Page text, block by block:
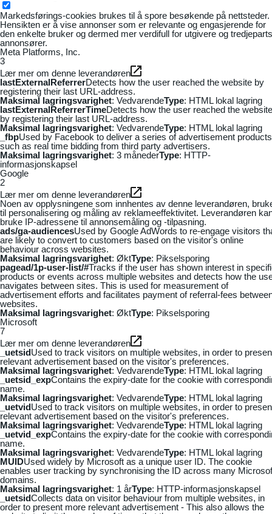
Markedsførings-cookies brukes til å spore besøkende på nettsteder.
Hensikten er å vise annonser som er relevante og engasjerende for
den enkelte bruker og dermed mer verdifull for utgivere og tredjeparts
annonsører.
Meta Platforms, Inc.
3
Lær mer om denne leverandøren
lastExternalReferrerDetects how the user reached the website by
registering their last URL-address.
Maksimal lagringsvarighet: VedvarendeType: HTML lokal lagring
lastExternalReferrerTimeDetects how the user reached the website
by registering their last URL-address.
Maksimal lagringsvarighet: VedvarendeType: HTML lokal lagring
_fbpUsed by Facebook to deliver a series of advertisement products
such as real time bidding from third party advertisers.
Maksimal lagringsvarighet: 3 månederType: HTTP-
informasjonskapsel
Google
2
Lær mer om denne leverandøren
Noen av opplysningene som innhentes av denne leverandøren,
til personalisering og måling av reklameeffektivitet. Leverandøren
bruke IP-adressene til annonsemåling og -tilpasning.
ads/ga-audiencesUsed by Google AdWords to re-engage visitors
are likely to convert to customers based on the visitor's online
behaviour across websites.
Maksimal lagringsvarighet: ØktType: Pikselsporing
pagead/1p-user-list/#Tracks if the user has shown interest in
products or events across multiple websites and detects how the
navigates between sites. This is used for measurement of
advertisement efforts and facilitates payment of referral-fees
websites.
Maksimal lagringsvarighet: ØktType: Pikselsporing
Microsoft
7
Lær mer om denne leverandøren
_uetsidUsed to track visitors on multiple websites, in order to
relevant advertisement based on the visitor's preferences.
Maksimal lagringsvarighet: VedvarendeType: HTML lokal lagring
_uetsid_expContains the expiry-date for the cookie with
name.
Maksimal lagringsvarighet: VedvarendeType: HTML lokal lagring
_uetvidUsed to track visitors on multiple websites, in order to
relevant advertisement based on the visitor's preferences.
Maksimal lagringsvarighet: VedvarendeType: HTML lokal lagring
_uetvid_expContains the expiry-date for the cookie with
name.
Maksimal lagringsvarighet: VedvarendeType: HTML lokal lagring
MUIDUsed widely by Microsoft as a unique user ID. The cookie
enables user tracking by synchronising the ID across many
domains.
Maksimal lagringsvarighet: 1 årType: HTTP-informasjonskapsel
_uetsidCollects data on visitor behaviour from multiple websites, in
order to present more relevant advertisement - This also allows the